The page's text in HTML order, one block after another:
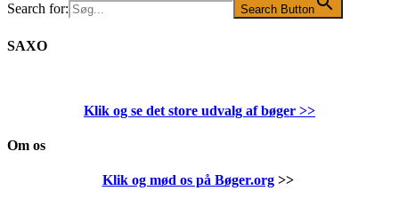
Search for: Search Button
SAXO
Klik og se det store udvalg af bøger >>
Om os
Klik og mød os på Bøger.org>>